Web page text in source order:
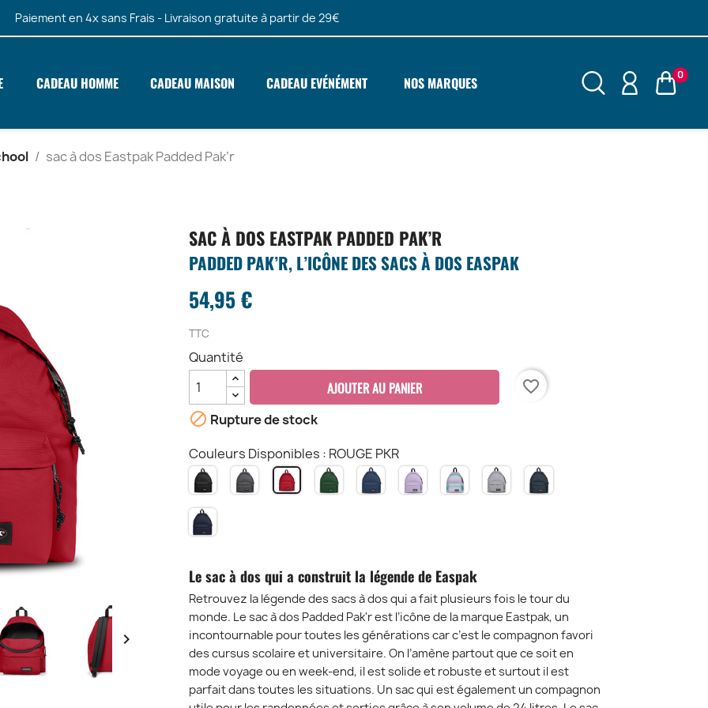
Paiement en 4x sans Frais - Livraison gratuite à partir de 29€
CADEAU HOMME CADEAU MAISON CADEAU EVÉNÉMENT NOS MARQUES 0
sac à dos Eastpak Padded Pak’r

SAC À DOS EASTPAK PADDED PAK’R
PADDED PAK’R, L’ICÔNE DES SACS À DOS EASPAK
54,95 €
TTC
Quantité
AJOUTER AU PANIER
favorite_border
 Rupture de stock
Couleurs Disponibles : ROUGE PKR
NOIR
PKR
DENIM
BLACK
ROUGE
PKR
BRITISH
GREEN
NAUTIC
NAVY
ORCHID
LILAS
SPARK
GRAAD
SUNDAY
GREY
TRIPLE
DENIM
ULTRA
MARINE
Le sac à dos qui a construit la légende de Easpak
Retrouvez la légende des sacs à dos qui a fait plusieurs fois le tour du
monde. Le sac à dos Padded Pak'r est l’icône de la marque Eastpak, un
incontournable pour toutes les générations car c’est le compagnon favori
des cursus scolaire et universitaire. On l’amène partout que ce soit en
mode voyage ou en week-end, il est solide et robuste et surtout il est
parfait dans toutes les situations. Un sac qui est également un compagnon